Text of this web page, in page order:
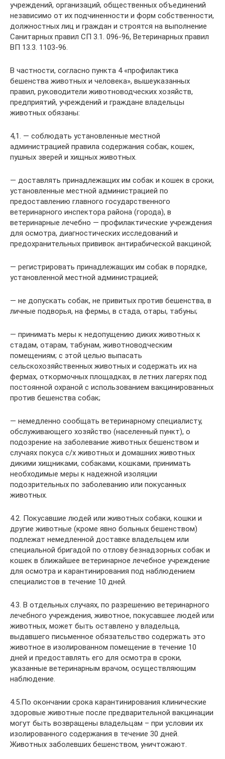
учреждений, организаций, общественных объединений
независимо от их подчиненности и форм собственности,
должностных лиц и граждан и строятся на выполнение
Санитарных правил СП 3.1. 096-96, Ветеринарных правил
ВП 13.3. 1103-96.
В частности, согласно пункта 4 «профилактика
бешенства животных и человека», вышеуказанных
правил, руководители животноводческих хозяйств,
предприятий, учреждений и граждане владельцы
животных обязаны:
4,1. — соблюдать установленные местной
администрацией правила содержания собак, кошек,
пушных зверей и хищных животных.
— доставлять принадлежащих им собак и кошек в сроки,
установленные местной администрацией по
предоставлению главного государственного
ветеринарного инспектора района (города), в
ветеринарные лечебно — профилактические учреждения
для осмотра, диагностических исследований и
предохранительных прививок антирабической вакциной;
— регистрировать принадлежащих им собак в порядке,
установленной местной администрацией;
— не допускать собак, не привитых против бешенства, в
личные подворья, на фермы, в стада, отары, табуны;
— принимать меры к недопущению диких животных к
стадам, отарам, табунам, животноводческим
помещениям; с этой целью выпасать
сельскохозяйственных животных и содержать их на
фермах, откормочных площадках, в летних лагерях под
постоянной охраной с использованием вакцинированных
против бешенства собак;
— немедленно сообщать ветеринарному специалисту,
обслуживающего хозяйство (населенный пункт), о
подозрение на заболевание животных бешенством и
случаях покуса с/х животных и домашних животных
дикими хищниками, собаками, кошками, принимать
необходимые меры к надежной изоляции
подозрительных по заболеванию или покусанных
животных.
4.2. Покусавшие людей или животных собаки, кошки и
другие животные (кроме явно больных бешенством)
подлежат немедленной доставке владельцем или
специальной бригадой по отлову безнадзорных собак и
кошек в ближайшее ветеринарное лечебное учреждение
для осмотра и карантинирования под наблюдением
специалистов в течение 10 дней.
4.3. В отдельных случаях, по разрешению ветеринарного
лечебного учреждения, животное, покусавшее людей или
животных, может быть оставлено у владельца,
выдавшего письменное обязательство содержать это
животное в изолированном помещение в течение 10
дней и предоставлять его для осмотра в сроки,
указанные ветеринарным врачом, осуществляющим
наблюдение.
4.5.По окончании срока карантинирования клинические
здоровые животные после предварительной вакцинации
могут быть возвращены владельцам – при условии их
изолированного содержания в течение 30 дней.
Животных заболевших бешенством, уничтожают.